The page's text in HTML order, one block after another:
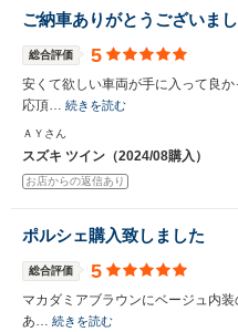
ご納車ありがとうございま
総合評価 5
安くて欲しい車両が手に入って良
応頂… 続きを読む
ＡＹさん
スズキ ツイン（2024/08購入）
お店からの返信あり
ポルシェ購入致しました
総合評価 5
マカダミアブラウンにベージュ内
あ… 続きを読む